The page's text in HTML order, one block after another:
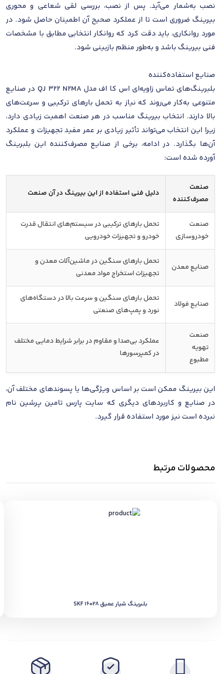
نصب به‌شمار می‌آید. پس از نصب، بررسی لقی شعاعی و محوری
بیرینگ ضروری است تا از عملکرد صحیح آن اطمینان حاصل شود. در
مورد روانکاری، باید دقت کرد که روانکار انتخابی مطابق با مشخصات
فنی بیرینگ باشد و به‌طور منظم بازبینی شود.
صنایع استفاده‌کننده
بلبرینگ‌های تماس زاویه‌ای اس کا اف مدل QJ 322 N2MA در صنایع
متنوعی به‌کار می‌روند که نیاز به تحمل بارهای ترکیبی و سرعت‌های
بالا دارند. انتخاب بیرینگ مناسب در هر صنعت اهمیت زیادی دارد،
زیرا این انتخاب می‌تواند تأثیر زیادی بر عمر مفید تجهیزات و عملکرد
آن‌ها بگذارد. در ادامه، برخی از صنایع مصرف‌کننده این بلبرینگ
آورده شده است:
صنعت
مصرف‌کننده
دلیل فنی استفاده از این بیرینگ در آن صنعت
صنعت
خودروسازی
تحمل بارهای ترکیبی در سیستم‌های انتقال قدرت
خودرو و تجهیزات خودرویی
صنایع معدن
تحمل بارهای سنگین در ماشین‌آلات معدن و
تجهیزات استخراج مواد معدنی
صنایع فولاد
تحمل بارهای سنگین و سرعت بالا در دستگاه‌های
نورد و پمپ‌های صنعتی
صنعت
تهویه
مطبوع
عملکرد بی‌صدا و مقاوم در برابر شرایط دمایی مختلف
در کمپرسورها
این بیرینگ ممکن است بر اساس ویژگی‌ها یا پسوندهای مختلف آن،
در صنایع و کاربردهای دیگری که سایت پارس تامین پرشین نام
نبرده است نیز مورد استفاده قرار گیرد.
محصولات مرتبط
بلبرینگ شیار عمیق SKF 16028